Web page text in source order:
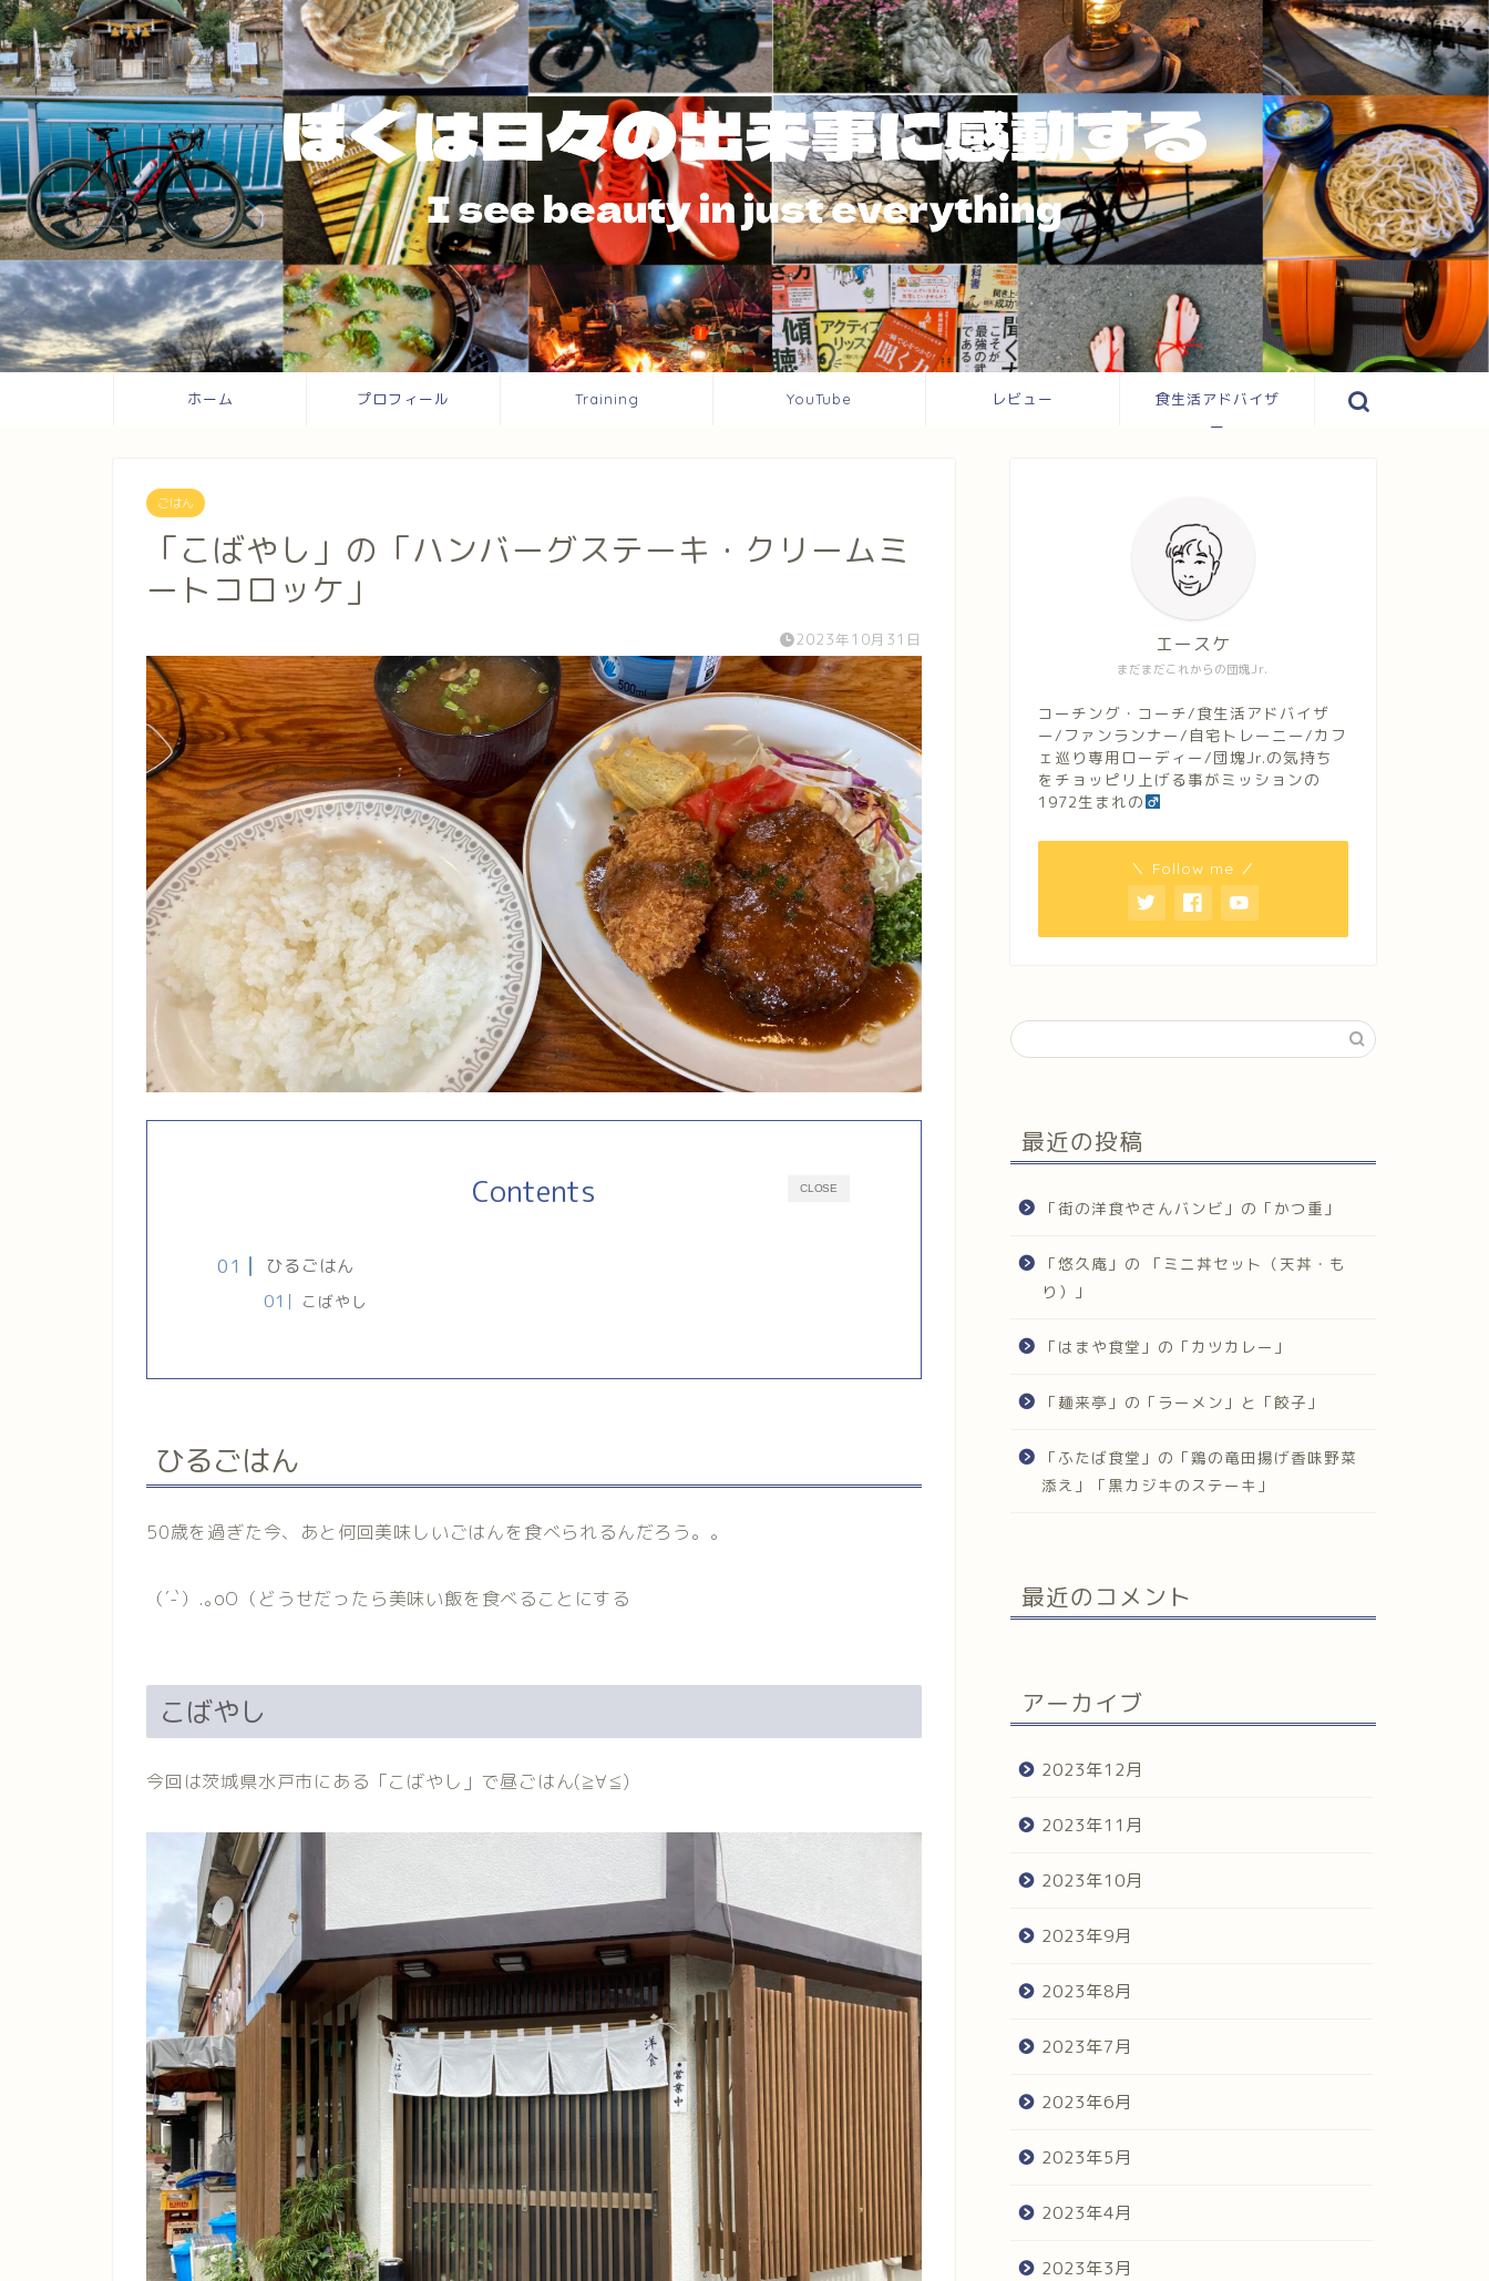
ホーム プロフィール Training YouTube レビュー
食生活アドバイザ
ー
ごはん
「こばやし」の「ハンバーグステーキ・クリームミ
ートコロッケ」
2023年10月31日
CLOSE
Contents
ひるごはん
こばやし
ひるごはん
50歳を過ぎた今、あと何回美味しいごはんを食べられるんだろう。。
（´-`）.｡oO（どうせだったら美味い飯を食べることにする
こばやし
今回は茨城県水戸市にある「こばやし」で昼ごはん(≧∀≦)
まだまだこれからの団塊Jr.
エースケ
コーチング・コーチ/食生活アドバイザ
ー/ファンランナー/自宅トレーニー/カフ
ェ巡り専用ローディー/団塊Jr.の気持ち
をチョッピリ上げる事がミッションの
1972生まれの
＼ Follow me ／
最近の投稿
「街の洋食やさんバンビ」の「かつ重」
「悠久庵」の 「ミニ丼セット（天丼・も
り）」
「はまや食堂」の「カツカレー」
「麺来亭」の「ラーメン」と「餃子」
「ふたば食堂」の「鶏の竜田揚げ香味野菜
添え」「黒カジキのステーキ」
最近のコメント
アーカイブ
2023年12月
2023年11月
2023年10月
2023年9月
2023年8月
2023年7月
2023年6月
2023年5月
2023年4月
2023年3月